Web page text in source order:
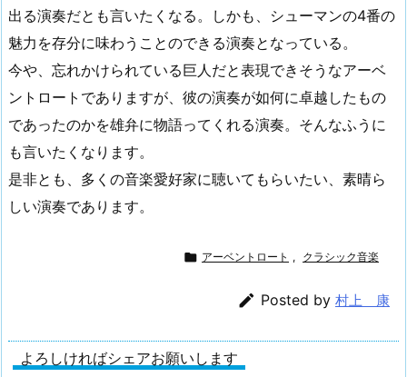
出る演奏だとも言いたくなる。しかも、シューマンの4番の
魅力を存分に味わうことのできる演奏となっている。
今や、忘れかけられている巨人だと表現できそうなアーベ
ントロートでありますが、彼の演奏が如何に卓越したもの
であったのかを雄弁に物語ってくれる演奏。そんなふうに
も言いたくなります。
是非とも、多くの音楽愛好家に聴いてもらいたい、素晴ら
しい演奏であります。
 アーベントロート , クラシック音楽
 Posted by 村上 康
よろしければシェアお願いします